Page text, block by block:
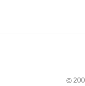
준
따
©